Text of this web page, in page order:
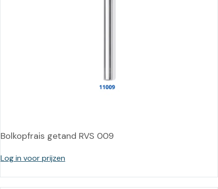
Bolkopfrais getand RVS 009
Log in voor prijzen